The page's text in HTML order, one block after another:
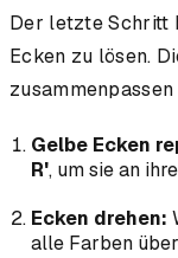
Der letzte Schritt
Ecken zu lösen.
zusammenpassen
Gelbe Ecken
R', um sie an
Ecken drehen:
alle Farben